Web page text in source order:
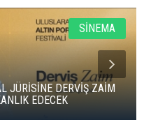
SİNEMA
JÜRİSİNE DERVİŞ ZAİM
EDECEK